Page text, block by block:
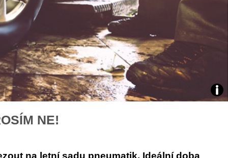
Pneu:
NE!
na letní sadu pneumatik. Ideální doba